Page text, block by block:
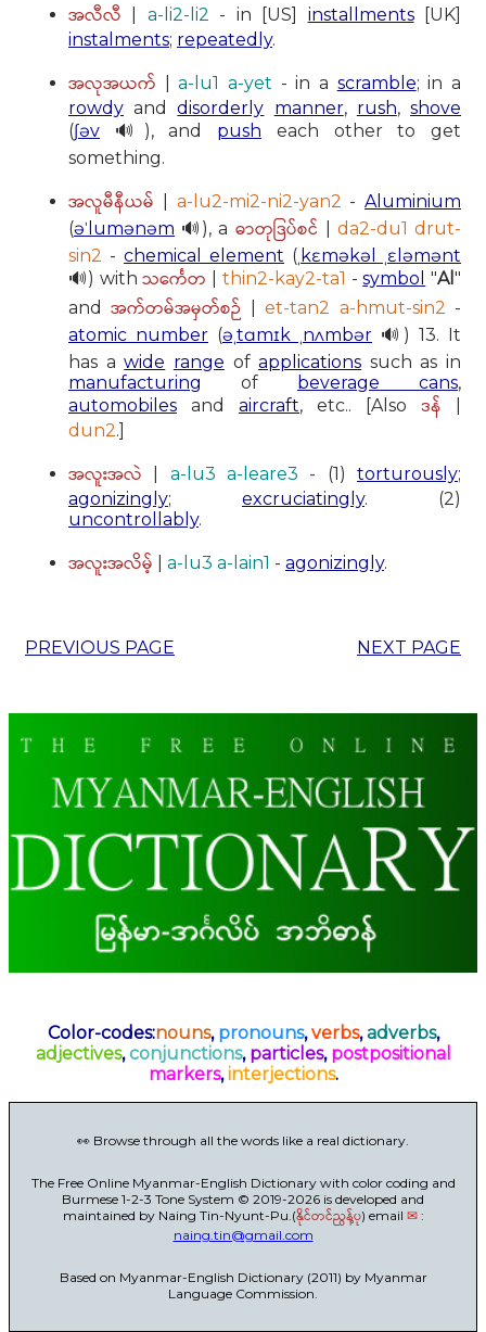
အလီလီ a-li2-li2 - in [US] installments[UK]
instalments; repeatedly.
အလုအယက် |a-lu1 a-yet - in a scramble; in a
rowdy anddisorderly manner, rush,shove
(ʃəv 🔊), and push each other to get
something.
အလူမီနီယမ် a-lu2-mi2-ni2-yan2 - Aluminium
(əˈlumənəm 🔊), a ဓာတုဒြပ်စင်
da2-du1 drut-
sin2 - chemical element ( ˌkɛməkəl ˌɛləmənt
🔊) withသင်္ကေတ thin2-kay2-ta1 -symbol "Al "
andအက်တမ်အမှတ်စဉ် |et-tan2 a-hmut-sin2 -
atomic number (əˌtɑmɪk ˌnʌmbər 🔊) 13. It
has awide range ofapplications such as in
manufacturing
of beverage cans,
automobiles and aircraft, etc.. [Also ဒန်
dun2.]
အလူးအလဲ a-lu3 a-leare3 - (1)torturously;
agonizingly; excruciatingly. (2)
uncontrollably.
အလူးအလိမ့် a-lu3 a-lain1 - agonizingly.
PREVIOUS PAGE NEXT PAGE
Color-codes:nouns, pronouns,verbs,adverbs,
adjectives,conjunctions, particles, postpositional
markers,interjections.
👀 Browse through all the words like a real dictionary.
The Free Online Myanmar-English Dictionary with color coding and
Burmese 1-2-3 Tone System © 2019-2026 is developed and
maintained by Naing Tin-Nyunt-Pu.(နိုင်တင်ညွန့်ပု) email ✉:
naing.tin@gmail.com
Based on Myanmar-English Dictionary (2011) by Myanmar
Language Commission.